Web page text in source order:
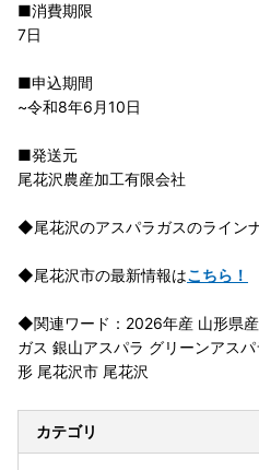
■消費期限
7日
■申込期間
~令和8年6月10日
■発送元
尾花沢農産加工有限会社
◆尾花沢のアスパラガスのライン
◆尾花沢市の最新情報はこちら！
◆関連ワード：2026年産 山形県
ガス 銀山アスパラ グリーンアス
形 尾花沢市 尾花沢
カテゴリ